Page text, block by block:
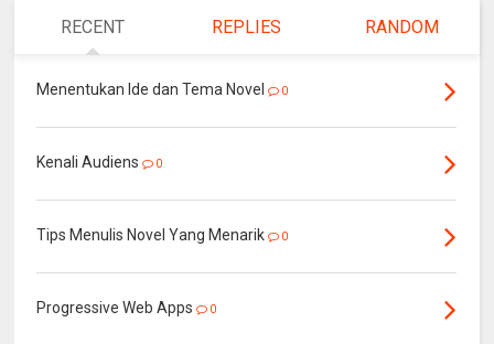
RECENT REPLIES RANDOM
Menentukan Ide dan Tema Novel 0
Kenali Audiens 0
Tips Menulis Novel Yang Menarik 0
Progressive Web Apps 0